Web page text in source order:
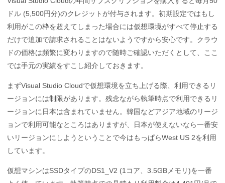
ドル (5,500円分)のクレジットが付与されます。初期設定ではもし
利用がこの枠を超えてしまった場合には仮想環境がすべて停止する
だけで追加で請求されることはないようですから安心です。クラウ
ドの価格は頻繁に変わりますので随時ご確認いただくとして、ここ
では手元の実績をすこし紹介しておきます。
まずVisual Studio Cloudで仮想環境を立ち上げる際、利用できるリ
ージョンには制限があります。残念ながら執筆時点で利用できるリ
ージョンに日本は含まれていません。韓国などアジア地域のリージ
ョンで利用可能なところはありますが、日本が使えないなら一番安
いリージョンにしようということで今はもっぱらWest US 2を利用
しています。
仮想マシンはSSDタイプのDS1_V2 (1コア、3.5GBメモリ)を一番